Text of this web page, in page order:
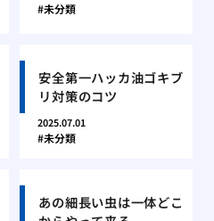
未分類
安全第一ハッカ油ゴキブ
リ対策のコツ
2025.07.01
未分類
あの細長い虫は一体どこ